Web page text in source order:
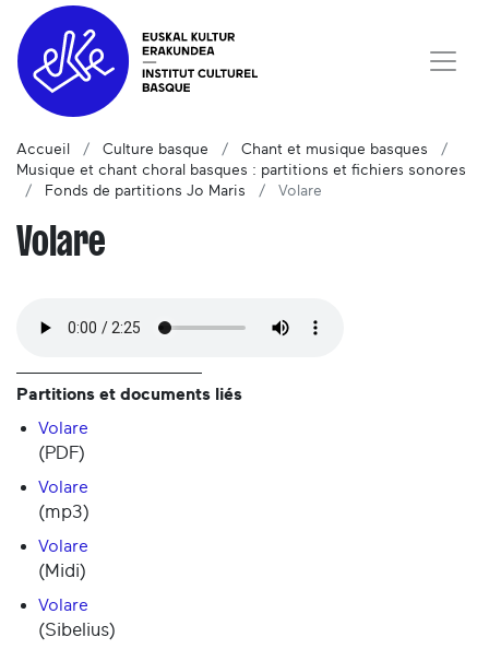
Accueil Culture basque
Chant et musique basques
Musique et chant choral basques : partitions et fichiers sonores
Fonds de partitions Jo Maris
Volare
Volare
Partitions et documents liés
Volare
(PDF)
Volare
(mp3)
Volare
(Midi)
Volare
(Sibelius)